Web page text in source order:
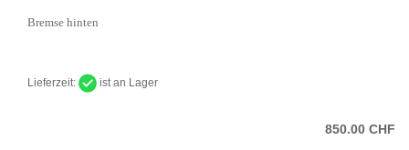
Bremse hinten
Lieferzeit: ist an Lager
850.00 CHF